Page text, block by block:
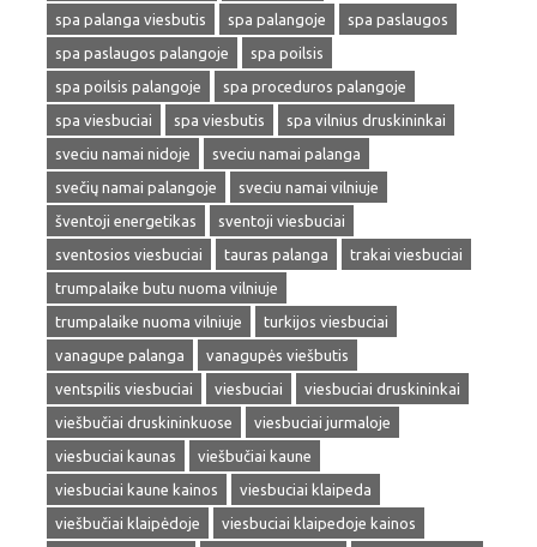
spa palanga viesbutis
spa palangoje
spa paslaugos
spa paslaugos palangoje
spa poilsis
spa poilsis palangoje
spa proceduros palangoje
spa viesbuciai
spa viesbutis
spa vilnius druskininkai
sveciu namai nidoje
sveciu namai palanga
svečių namai palangoje
sveciu namai vilniuje
šventoji energetikas
sventoji viesbuciai
sventosios viesbuciai
tauras palanga
trakai viesbuciai
trumpalaike butu nuoma vilniuje
trumpalaike nuoma vilniuje
turkijos viesbuciai
vanagupe palanga
vanagupės viešbutis
ventspilis viesbuciai
viesbuciai
viesbuciai druskininkai
viešbučiai druskininkuose
viesbuciai jurmaloje
viesbuciai kaunas
viešbučiai kaune
viesbuciai kaune kainos
viesbuciai klaipeda
viešbučiai klaipėdoje
viesbuciai klaipedoje kainos